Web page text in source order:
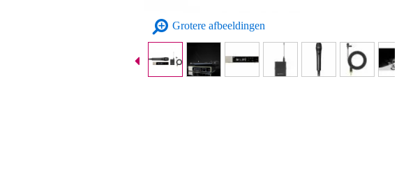
Grotere afbeeldingen